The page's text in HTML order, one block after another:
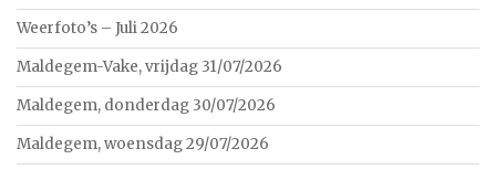
Weerfoto’s – Juli 2026
Maldegem-Vake, vrijdag 31/07/2026
Maldegem, donderdag 30/07/2026
Maldegem, woensdag 29/07/2026